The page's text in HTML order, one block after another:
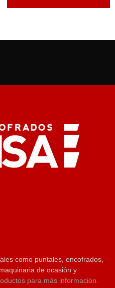
como puntales, encofrados,
de ocasión y
para más información.